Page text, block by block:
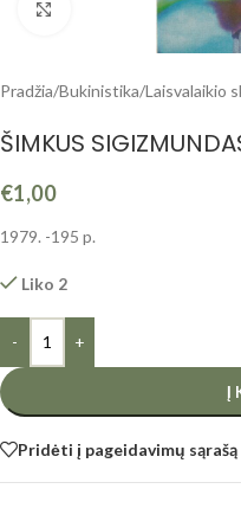
Spustelėkite, kad
Pradžia/Bukinistika/Laisvalaikio
ŠIMKUS
€1,00
1979. -195 p.
Liko 2
- +
Į
Pridėti į pageidavimų sąrašą